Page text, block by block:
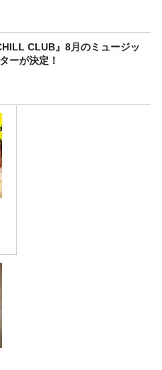
CLUB』8月のミュージッ
ーが決定！